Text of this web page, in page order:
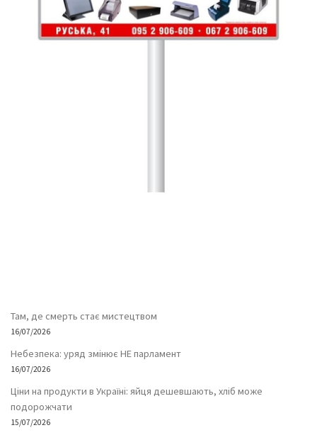
Там, де смерть стає мистецтвом
16/07/2026
Небезпека: уряд змінює НЕ парламент
16/07/2026
Ціни на продукти в Україні: яйця дешевшають, хліб може
подорожчати
15/07/2026